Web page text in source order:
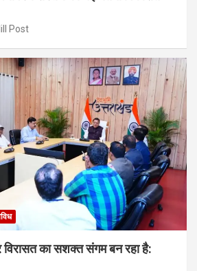
Post
का सशक्त संगम बन रहा है: